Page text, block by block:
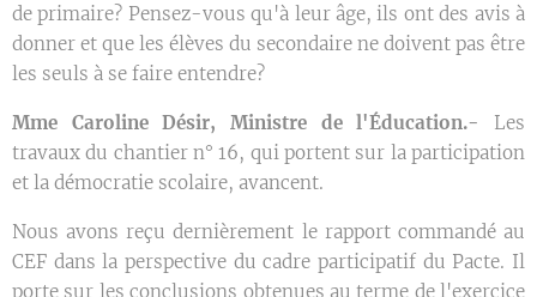
de primaire? Pensez-vous qu'à leur âge, ils ont des avis à
donner et que les élèves du secondaire ne doivent pas être
les seuls à se faire entendre?
Mme Caroline Désir, Ministre de l'Éducation.- Les
travaux du chantier n° 16, qui portent sur la participation
et la démocratie scolaire, avancent.
Nous avons reçu dernièrement le rapport commandé au
CEF dans la perspective du cadre participatif du Pacte. Il
porte sur les conclusions obtenues au terme de l'exercice